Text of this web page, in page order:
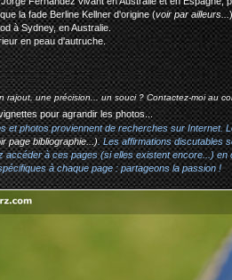
la fade Berline Kellner d'origine (voir par ailleurs...
à Sydney, en Australie.
en peau d'autruche.
rajout, une précision... un souci ? Contactez-moi au
pour agrandir les photos...
et photos proviennent de recherches sur Internet.
page bibliographie...). Les affirmations discutables
accéder à ces pages (si elles existent encore...)
à chaque page : partageons la passion !